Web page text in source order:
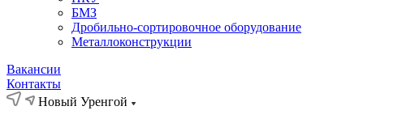
БМЗ
Дробильно-сортировочное оборудование
Металлоконструкции
Вакансии
Контакты
Новый Уренгой